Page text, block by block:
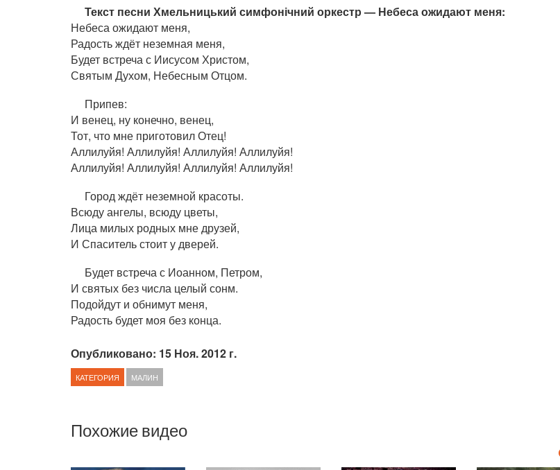
Текст песни Хмельницький симфонічний оркестр — Небеса ожидают меня:
Небеса ожидают меня,
Радость ждёт неземная меня,
Будет встреча с Иисусом Христом,
Святым Духом, Небесным Отцом.
Припев:
И венец, ну конечно, венец,
Тот, что мне приготовил Отец!
Аллилуйя! Аллилуйя! Аллилуйя! Аллилуйя!
Аллилуйя! Аллилуйя! Аллилуйя! Аллилуйя!
Город ждёт неземной красоты.
Всюду ангелы, всюду цветы,
Лица милых родных мне друзей,
И Спаситель стоит у дверей.
Будет встреча с Иоанном, Петром,
И святых без числа целый сонм.
Подойдут и обнимут меня,
Радость будет моя без конца.
Опубликовано: 15 Ноя. 2012 г.
КАТЕГОРИЯ МАЛИН
Похожие видео